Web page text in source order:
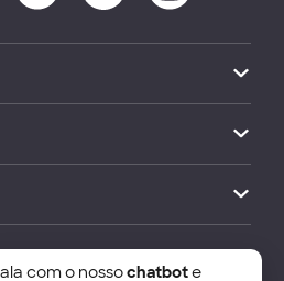
School of Economics and
com o nossochatbote